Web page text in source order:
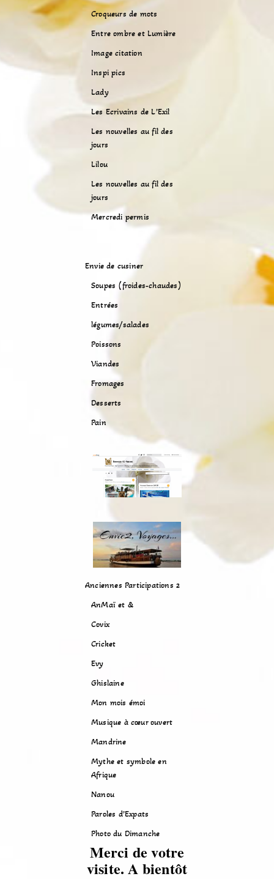
Croqueurs de mots
Entre ombre et Lumière
Image citation
Inspi pics
Lady
Les Ecrivains de L’Exil
Les nouvelles au fil des
jours
Lilou
Les nouvelles au fil des
jours
Mercredi permis
Envie de cusiner
Soupes (froides-chaudes)
Entrées
légumes/salades
Poissons
Viandes
Fromages
Desserts
Pain
Anciennes Participations 2
AnMaï et &
Covix
Cricket
Evy
Ghislaine
Mon mois émoi
Musique à cœur ouvert
Mandrine
Mythe et symbole en
Afrique
Nanou
Paroles d’Expats
Photo du Dimanche
Merci de votre
visite. A bientôt